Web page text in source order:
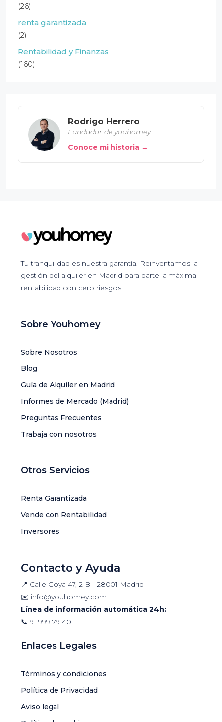
(26)
renta garantizada
(2)
Rentabilidad y Finanzas
(160)
Rodrigo Herrero
Fundador de youhomey
Conoce mi historia →
Tu tranquilidad es nuestra garantía. Reinventamos la
gestión del alquiler en Madrid para darte la máxima
rentabilidad con cero riesgos.
Sobre Youhomey
Sobre Nosotros
Blog
Guía de Alquiler en Madrid
Informes de Mercado (Madrid)
Preguntas Frecuentes
Trabaja con nosotros
Otros Servicios
Renta Garantizada
Vende con Rentabilidad
Inversores
Contacto y Ayuda
📍 Calle Goya 47, 2 B - 28001 Madrid
✉️ info@youhomey.com
Línea de información automática 24h:
📞 91 999 79 40
Enlaces Legales
Términos y condiciones
Política de Privacidad
Aviso legal